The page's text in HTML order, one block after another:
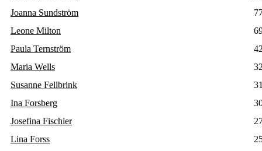
Joanna Sundström
Leone Milton
Paula Ternström
Maria Wells
Susanne Fellbrink
Ina Forsberg
Josefina Fischier
Lina Forss